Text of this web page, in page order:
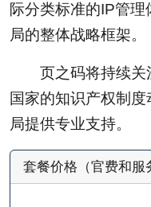
际分类标准的IP管
局的整体战略框架。
页之码将持续
国家的知识产权制
局提供专业支持。
套餐价格（官费和服